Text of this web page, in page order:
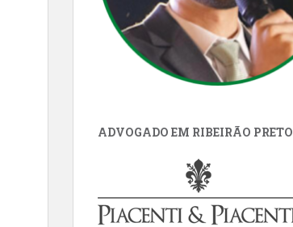
ADVOGADO EM RIBEIRÃO PRETO